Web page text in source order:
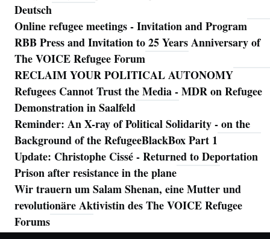
Deutsch
Online refugee meetings - Invitation and Program
RBB Press and Invitation to 25 Years Anniversary of
The VOICE Refugee Forum
RECLAIM YOUR POLITICAL AUTONOMY
Refugees Cannot Trust the Media - MDR on Refugee
Demonstration in Saalfeld
Reminder: An X-ray of Political Solidarity - on the
Background of the RefugeeBlackBox Part 1
Update: Christophe Cissé - Returned to Deportation
Prison after resistance in the plane
Wir trauern um Salam Shenan, eine Mutter und
revolutionäre Aktivistin des The VOICE Refugee
Forums